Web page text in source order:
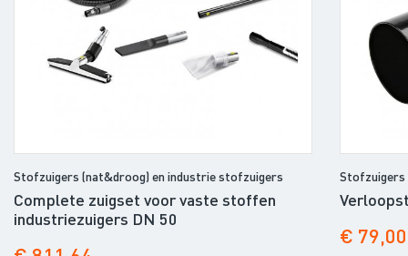
behuizing is gemaakt van resistent staal en
heeft grote wielen die het transport
van vaste stoffen, niet voor vloeistoffen. Nu
met GRATIS zuigset compleet DN 50 voor de
industrie antistatisch K99896620 en adapter
DN 70 -DN 50 K99777720.
Stofzuigers (nat&droog) en industrie stofzuigers
Complete zuigset voor vaste stoffen
industriezuigers DN 50
Stofzuigers
€ 79,00